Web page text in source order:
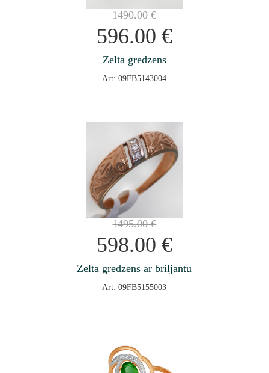
1490.00€
596.00 €
Zelta gredzens
Art: 09FB5143004
1495.00€
598.00 €
Zelta gredzens ar briljantu
Art: 09FB5155003